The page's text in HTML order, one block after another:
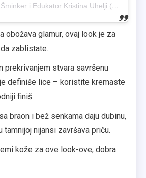
A post shared by Šminker i Edukator Kristina Uhelji (@kristinauhelji)
obožava glamur, ovaj look je za
zablistate.
prekrivanjem stvara savršenu
definiše lice – koristite kremaste
finiš.
braon i bež senkama daju dubinu,
tamnijoj nijansi završava priču.
kože za ove look-ove, dobra